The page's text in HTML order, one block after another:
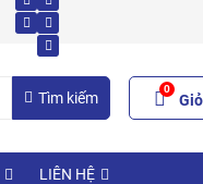
Tìm kiếm
0
LIÊN HỆ